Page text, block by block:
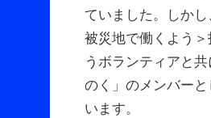
ていました。しか
被災地で働くよう
うボランティアと
のく」のメンバー
います。